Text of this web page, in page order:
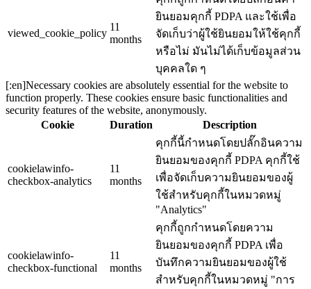
viewed_cookie_policy
11
months
ยินยอมคุกกี้ PDPA และใช้เพื่อ
จัดเก็บว่าผู้ใช้ยินยอมให้ใช้คุกกี้
หรือไม่ มันไม่ได้เก็บข้อมูลส่วน
บุคคลใด ๆ
[:en]Necessary cookies are absolutely essential for the website to
function properly. These cookies ensure basic functionalities and
security features of the website, anonymously.
Cookie
Duration Description
cookielawinfo-
checkbox-analytics
11
months
คุกกี้นี้กำหนดโดยปลั๊กอินความ
ยินยอมของคุกกี้ PDPA คุกกี้ใช้
เพื่อจัดเก็บความยินยอมของผู้
ใช้สำหรับคุกกี้ในหมวดหมู่
"Analytics"
cookielawinfo-
checkbox-functional
11
months
คุกกี้ถูกกำหนดโดยความ
ยินยอมของคุกกี้ PDPA เพื่อ
บันทึกความยินยอมของผู้ใช้
สำหรับคุกกี้ในหมวดหมู่ "การ